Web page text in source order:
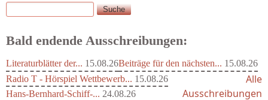
Suchformular
Suche
Bald endende Ausschreibungen:
Literaturblätter der... 15.08.26Beiträge für den nächsten... 15.08.26
Radio T - Hörspiel Wettbewerb... 15.08.26
Hans-Bernhard-Schiff-... 24.08.26
Alle
Ausschreibungen